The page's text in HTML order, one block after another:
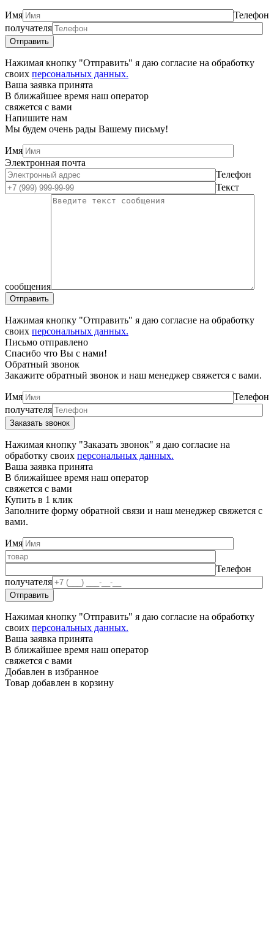
Имя
Телефон
получателя
Нажимая кнопку "Отправить" я даю согласие на обработку
своих персональных данных.
Ваша заявка принята
В ближайшее время наш оператор
свяжется с вами
Напишите нам
Мы будем очень рады Вашему письму!
Имя
Электронная почта
Телефон
Текст
сообщения
Нажимая кнопку "Отправить" я даю согласие на обработку
своих персональных данных.
Письмо отправлено
Спасибо что Вы с нами!
Обратный звонок
Закажите обратный звонок и наш менеджер свяжется с вами.
Имя
Телефон
получателя
Нажимая кнопку "Заказать звонок" я даю согласие на
обработку своих персональных данных.
Ваша заявка принята
В ближайшее время наш оператор
свяжется с вами
Купить в 1 клик
Заполните форму обратной связи и наш менеджер свяжется с
вами.
Имя
Телефон
получателя
Нажимая кнопку "Отправить" я даю согласие на обработку
своих персональных данных.
Ваша заявка принята
В ближайшее время наш оператор
свяжется с вами
Добавлен в избранное
Товар добавлен в корзину